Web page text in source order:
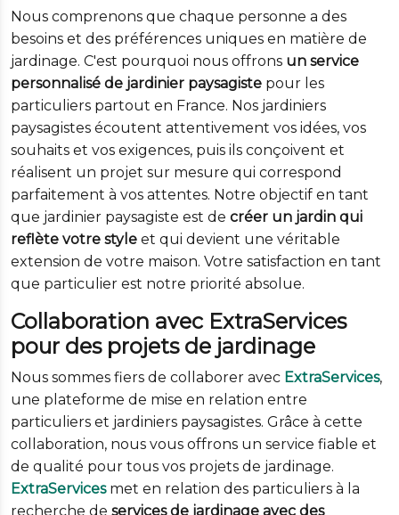
Nous comprenons que chaque personne a des
besoins et des préférences uniques en matière de
jardinage. C'est pourquoi nous offrons un service
personnalisé de jardinier paysagiste pour les
particuliers partout en France. Nos jardiniers
paysagistes écoutent attentivement vos idées, vos
souhaits et vos exigences, puis ils conçoivent et
réalisent un projet sur mesure qui correspond
parfaitement à vos attentes. Notre objectif en tant
que jardinier paysagiste est de créer un jardin qui
reflète votre style et qui devient une véritable
extension de votre maison. Votre satisfaction en tant
que particulier est notre priorité absolue.
Collaboration avec ExtraServices
pour des projets de jardinage
Nous sommes fiers de collaborer avec ExtraServices,
une plateforme de mise en relation entre
particuliers et jardiniers paysagistes. Grâce à cette
collaboration, nous vous offrons un service fiable et
de qualité pour tous vos projets de jardinage.
ExtraServicesmet en relation des particuliers à la
recherche de services de jardinage avec des